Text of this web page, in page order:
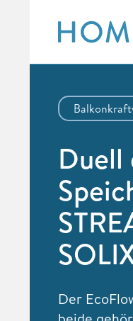
content
Duell
Der